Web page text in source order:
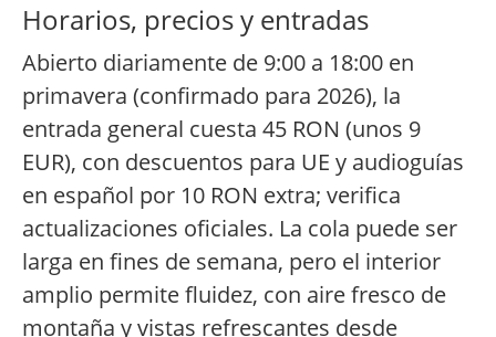
Horarios, precios y entradas
Abierto diariamente de 9:00 a 18:00 en
primavera (confirmado para 2026), la
entrada general cuesta 45 RON (unos 9
EUR), con descuentos para UE y audioguías
en español por 10 RON extra; verifica
actualizaciones oficiales. La cola puede ser
larga en fines de semana, pero el interior
amplio permite fluidez, con aire fresco de
montaña y vistas refrescantes desde